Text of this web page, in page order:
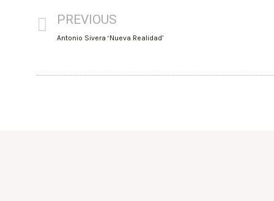
PREVIOUS
Antonio Sivera ‘Nueva Realidad’